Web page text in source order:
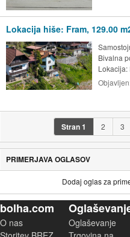
Lokacija hiše: Fram, 129.00
Bivalna
Lokacija:
Stran1 2 3
PRIMERJAVA OGLASOV
Dodaj oglas za
bolha.com
O nas
Oglaševanje